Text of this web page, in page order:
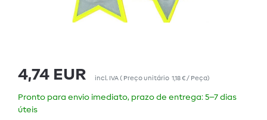
4,74 EUR incl. IVA( Preço unitário 1,18 € / Peça)
Pronto para envio imediato, prazo de entrega: 5–7 dias
úteis